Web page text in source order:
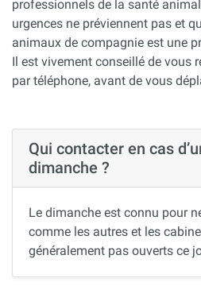
professionnels de la santé
urgences ne préviennent pas et
animaux de compagnie est une
Il est vivement conseillé de vous
par téléphone, avant de vous
Qui contacter en cas
dimanche ?
Le dimanche est connu pour
comme les autres et les
généralement pas ouverts ce